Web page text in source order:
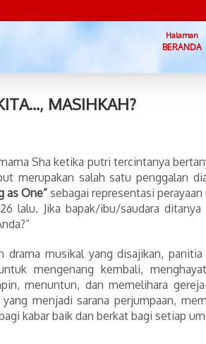
Halaman
BERANDA
MASIHKAH?
Sha ketika putri tercintanya
merupakan salah satu penggalan
as One”sebagai representasi
lalu. Jika bapak/ibu/saudara
drama musikal yang disajikan,
mengenang kembali,
menuntun, dan memelihara
menjadi sarana perjumpaan,
kabar baik dan berkat bagi setiap